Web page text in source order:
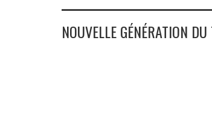
NOUVELLE GÉNÉRATION